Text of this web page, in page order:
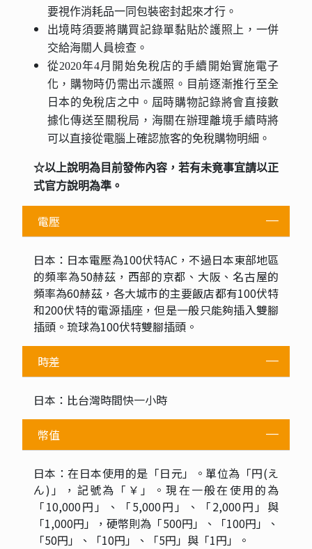
要視作消耗品一同包裝密封起來才行。
出境時須要將購買記錄單黏貼於護照上，一併
交給海關人員檢查。
從2020年4月開始免稅店的手續開始實施電子
化，購物時仍需出示護照。目前逐漸推行至全
日本的免稅店之中。屆時購物記錄將會直接數
據化傳送至關稅局，海關在辦理離境手續時將
可以直接從電腦上確認旅客的免稅購物明細。
☆以上說明為目前發佈內容，若有未竟事宜請以正
式官方說明為準。
電壓
日本：日本電壓為100伏特AC，不過日本東部地區
的頻率為50赫茲，西部的京都、大阪、名古屋的
頻率為60赫茲，各大城市的主要飯店都有100伏特
和200伏特的電源插座，但是一般只能夠插入雙腳
插頭。琉球為100伏特雙腳插頭。
時差
日本：比台灣時間快一小時
幣值
日本：在日本使用的是「日元」。單位為「円(え
ん)」，記號為「￥」。現在一般在使用的為
「10,000円」、「5,000円」、「2,000円」與
「1,000円」，硬幣則為「500円」、「100円」、
「50円」、「10円」、「5円」與「1円」。